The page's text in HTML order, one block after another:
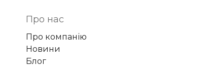
Про нас
Про компанію
Новини
Блог